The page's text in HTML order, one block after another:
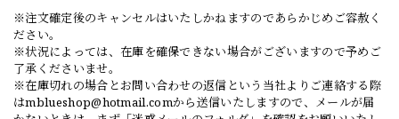
※注文確定後のキャンセルはいたしかねますのであらかじめご容赦く
ださい。
※状況によっては、在庫を確保できない場合がございますので予めご
了承くださいませ。
※在庫切れの場合とお問い合わせの返信という当社よりご連絡する際
はmblueshop@hotmail.comから送信いたしますので、メールが届